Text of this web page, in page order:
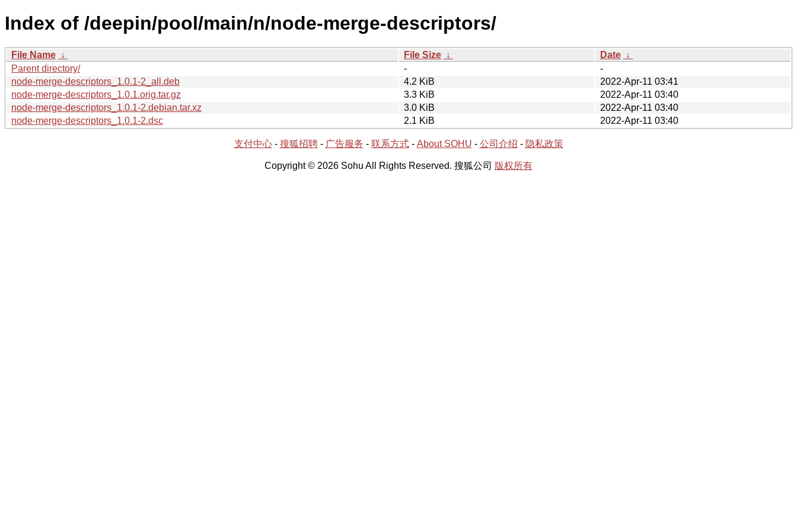
Index of /deepin/pool/main/n/node-merge-descriptors/
File Name ↓ File Size ↓ Date ↓
Parent directory/
-
-
node-merge-descriptors_1.0.1-2_all.deb
4.2 KiB
2022-Apr-11 03:41
node-merge-descriptors_1.0.1.orig.tar.gz
3.3 KiB
2022-Apr-11 03:40
node-merge-descriptors_1.0.1-2.debian.tar.xz
3.0 KiB
2022-Apr-11 03:40
node-merge-descriptors_1.0.1-2.dsc
2.1 KiB 2022-Apr-11 03:40
支付中心- 搜狐招聘- 广告服务 - 联系方式- About SOHU - 公司介绍 - 隐私政策
Copyright © 2026 Sohu All Rights Reserved. 搜狐公司 版权所有